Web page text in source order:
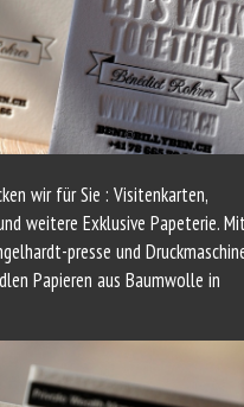
wir für Sie : Visitenkarten,
weitere Exklusive Papeterie.
presse und
Papieren aus Baumwolle in